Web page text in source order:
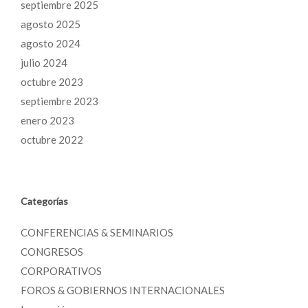
septiembre 2025
agosto 2025
agosto 2024
julio 2024
octubre 2023
septiembre 2023
enero 2023
octubre 2022
Categorías
CONFERENCIAS & SEMINARIOS
CONGRESOS
CORPORATIVOS
FOROS & GOBIERNOS INTERNACIONALES